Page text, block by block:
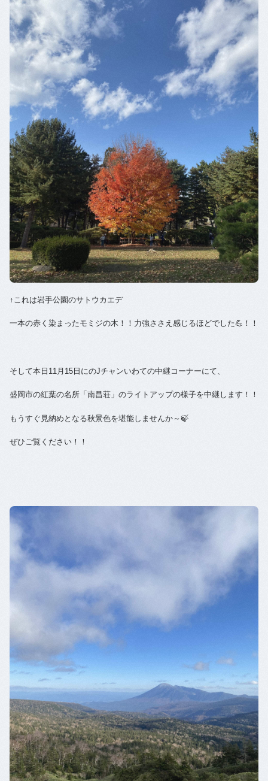
↑これは岩手公園のサトウカエデ
一本の赤く染まったモミジの木！！力強ささえ感じるほどでした💪！！
そして本日11月15日にのJチャンいわての中継コーナーにて、
盛岡市の紅葉の名所「南昌荘」のライトアップの様子を中継します！！
もうすぐ見納めとなる秋景色を堪能しませんか～🍃
ぜひご覧ください！！